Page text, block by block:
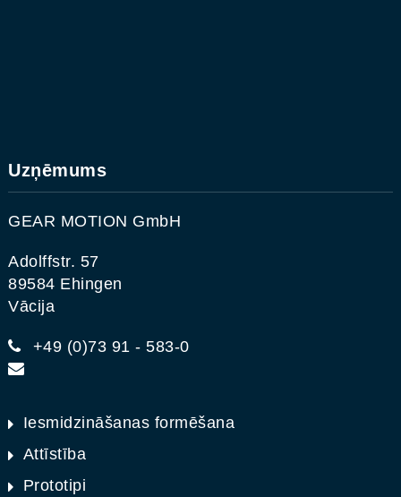
Uzņēmums
GEAR MOTION GmbH
Adolffstr. 57
89584 Ehingen
Vācija
+49 (0)73 91 - 583-0
Iesmidzināšanas formēšana
Attīstība
Prototipi